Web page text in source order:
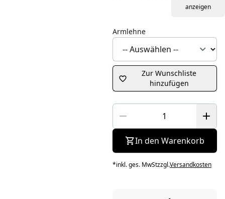
anzeigen
Armlehne
Zur Wunschliste
hinzufügen
In den Warenkorb
*inkl. ges. MwStzzgl.Versandkosten